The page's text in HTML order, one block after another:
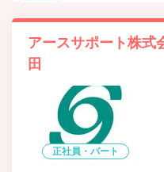
アースサポート株式
田
正社員・パート